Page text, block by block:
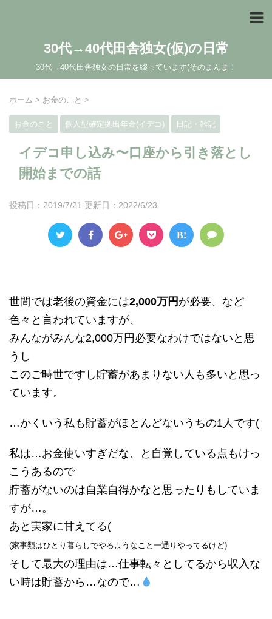
30代→40代田舎独女(仮)の日常
30代→40代田舎独女の日常を綴っています(そのまんま！
ホーム > お金のこと >
お金のこと 個人型確定拠出年金(イデコ) 日記・雑記
イデコ申し込み〜口座から引き落とし
開始までの話
投稿日：2019/7/21 更新日： 2022/6/23
B!
世間では老後の資金には2,000万円 が必要、など
色々と言われていますが、
みんながみんな2,000万円必要なわけではないと思
うし
このご時世ですし貯蓄があまりない人も多いと思っ
ています。
…かくいう私も貯蓄がほとんどないうちの1人です(
私は…お金使いすぎだな、と自覚している点もけっ
こうあるので
貯蓄がないのは自業自得かなと思ったりもしていま
すが…。
あと実家に甘えてる(
(家事類はひとり暮らしでやるようなこと一通りやってるけど)
そして最大の理由は…仕事転々としてるから収入な
い時は貯蓄から…なので…